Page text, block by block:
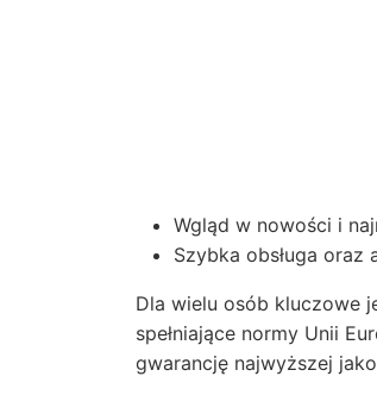
Wgląd w nowości i
Szybka obsługa
Dla wielu osób kluczowe
spełniające normy Unii
gwarancję najwyższej